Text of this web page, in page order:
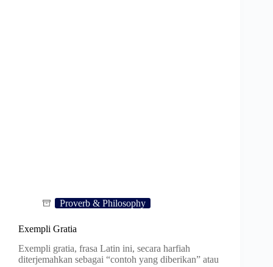
Proverb & Philosophy
Exempli Gratia
Exempli gratia, frasa Latin ini, secara harfiah
diterjemahkan sebagai “contoh yang diberikan” atau